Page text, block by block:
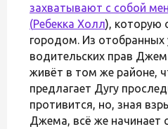
захватывают с собой
(Ребекка Холл), которую
городом. Из отобранных
водительских прав
живёт в том же районе,
предлагает Дугу
противится, но, зная
Джема, всё же начинает